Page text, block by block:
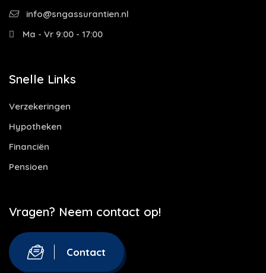
info@sngassurantien.nl
Ma - Vr 9:00 - 17:00
Snelle Links
Verzekeringen
Hypotheken
Financiën
Pensioen
Vragen? Neem contact op!
Contact